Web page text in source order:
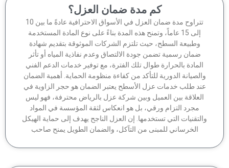
كم مدة ضمان العزل؟
تتراوح مدة ضمان العزل في الأسواق الاحترافية عادةً ما بين 10
إلى 15 عاماً، وتمنح هذه المدة بناءً على نوع المادة المستخدمة
وطبيعة السطح، حيث تلتزم الشركات الموثوقة بتقديم شهادة
ضمان رسمية تضمن جودة الالتصاق وعدم نفاذية المياه أو تأثر
المادة بالحرارة طوال تلك الفترة، مع توفير خدمات الدعم الفني
الدورية للتأكد من كفاءة منظومة الحماية. أهمية الضمان
طلب خدمات عزل الأسطح يعتبر الضمان هو حجر الزاوية في
بين العميل وبين شركة عزل بالرياض محترفة، فهو ليس
مجرد التزام ورقي، بل هو انعكاس لثقة المؤسسة في المواد
التي تستخدمها. إن العزل الناجح يهدف إلى حماية الهيكل
الخرساني للمبنى من التآكل، والضمان الطويل يمنح صاحب